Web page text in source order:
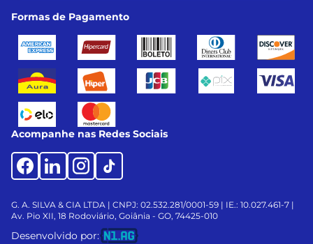
Formas de Pagamento
Acompanhe nas Redes Sociais
G. A. SILVA & CIA LTDA | CNPJ: 02.532.281/0001-59 | IE.: 10.027.461-7 |
Av. Pio XII, 18 Rodoviário, Goiânia - GO, 74425-010
Desenvolvido por: